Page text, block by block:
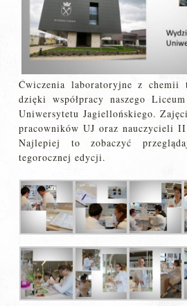
Ćwiczenia laboratoryjne z chemii
dzięki współpracy naszego
Uniwersytetu Jagiellońskiego.
pracowników UJ oraz nauczycieli
Najlepiej to zobaczyć
tegorocznej edycji.